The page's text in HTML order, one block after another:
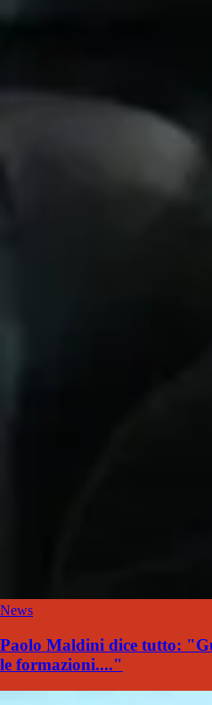
News
Paolo Maldini dice tutto:
le formazioni...."